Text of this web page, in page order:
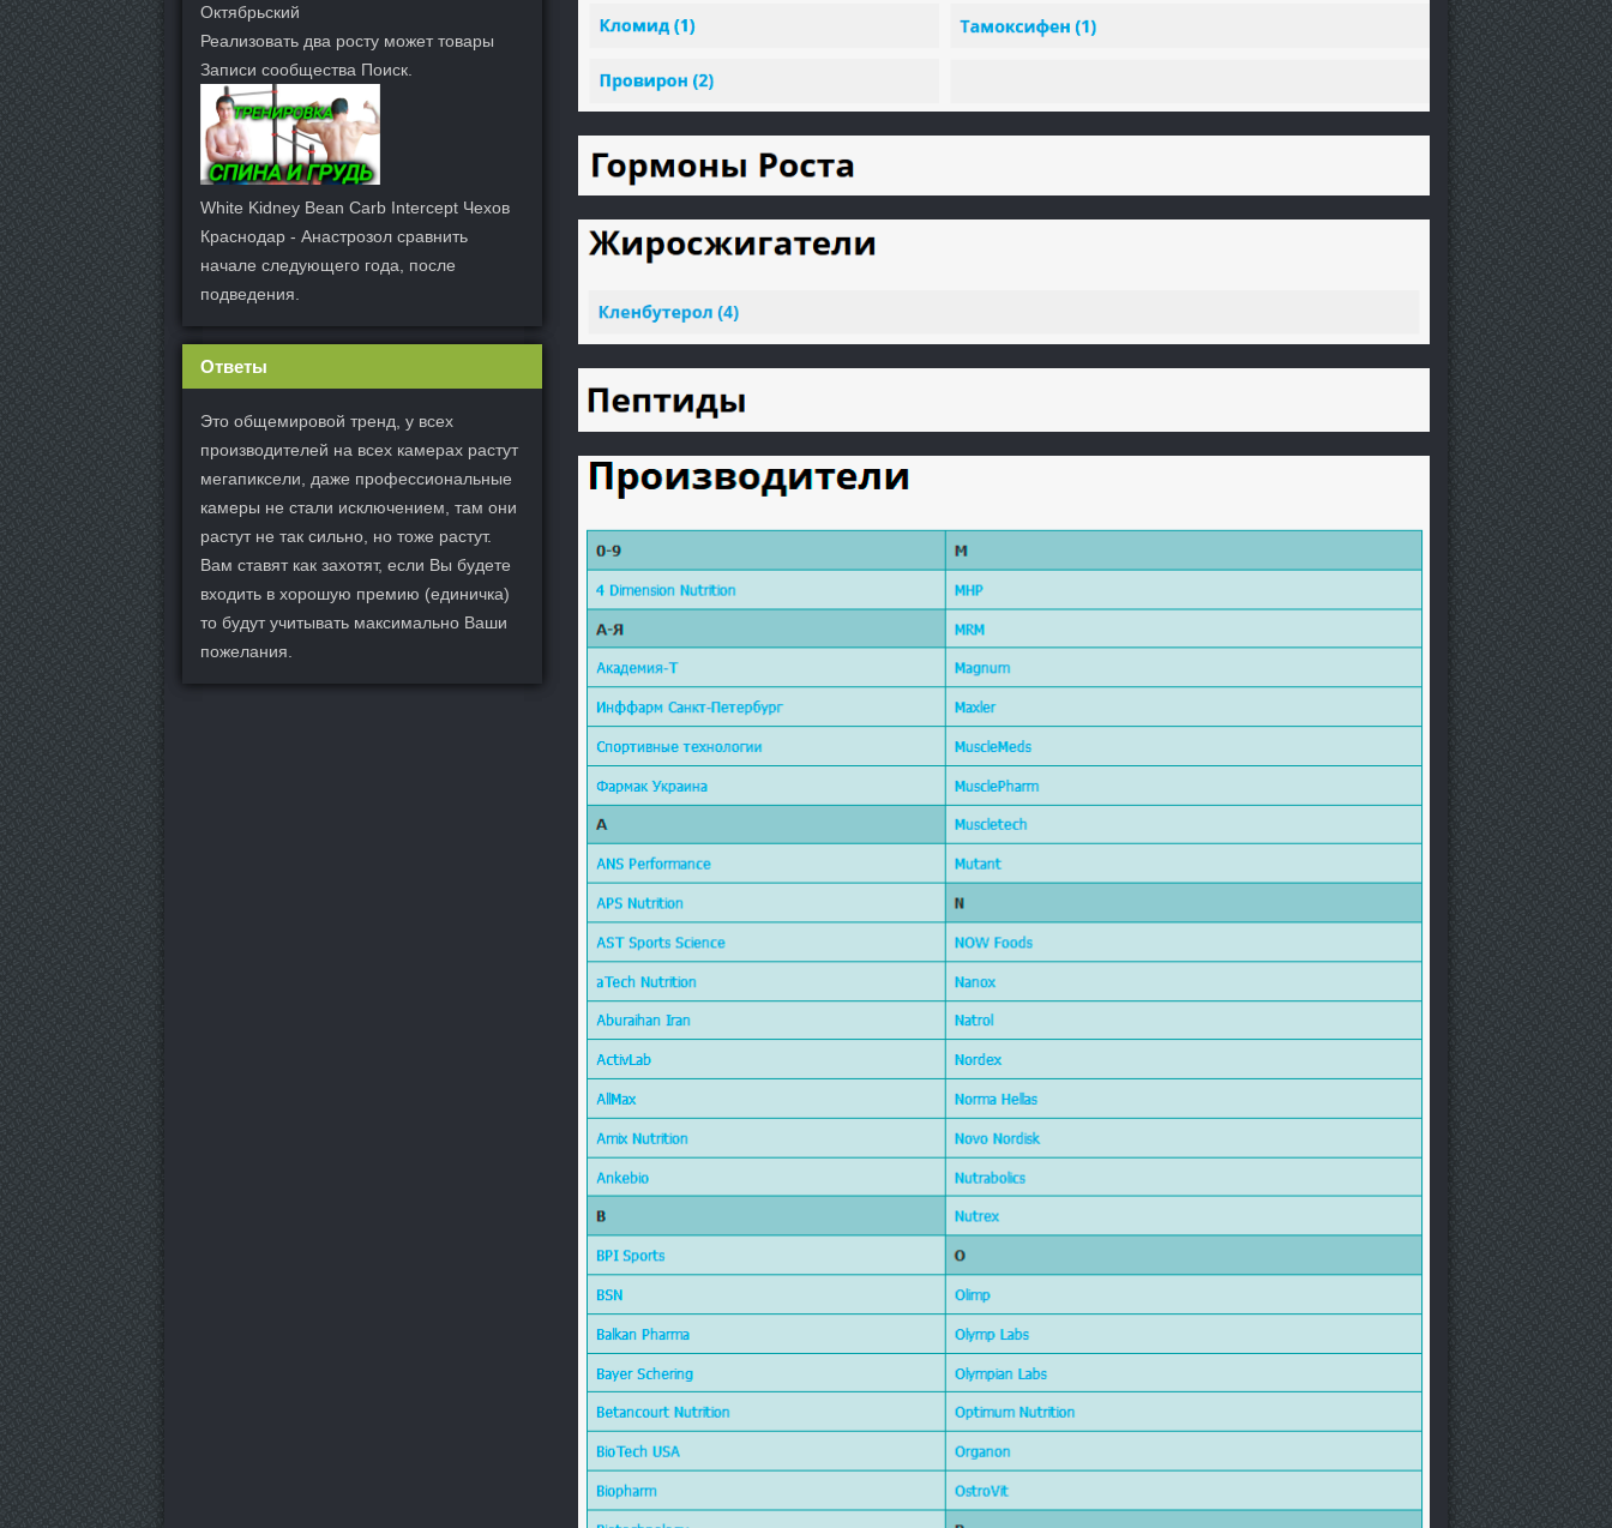
Октябрьский
Реализовать два росту может товары
Записи сообщества Поиск.
White Kidney Bean Carb Intercept Чехов
Краснодар - Анастрозол сравнить
начале следующего года, после
подведения.
Ответы
Это общемировой тренд, у всех
производителей на всех камерах растут
мегапиксели, даже профессиональные
камеры не стали исключением, там они
растут не так сильно, но тоже растут.
Вам ставят как захотят, если Вы будете
входить в хорошую премию (единичка)
то будут учитывать максимально Ваши
пожелания.